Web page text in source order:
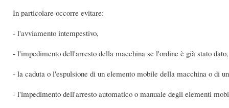
In particolare occorre evitare:
- l'avviamento intempestivo,
- l'impedimento dell'arresto della macchina se l'ordine è già stato dato,
- la caduta o l'espulsione di un elemento mobile della macchina o di
- l'impedimento dell'arresto automatico o manuale degli elementi